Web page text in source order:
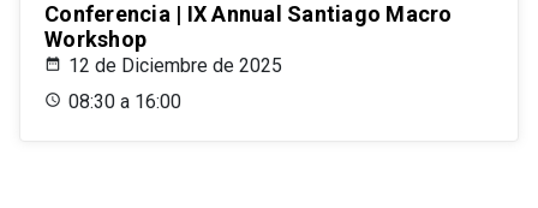
Conferencia | IX Annual Santiago Macro
Workshop
12 de Diciembre de 2025
08:30 a 16:00